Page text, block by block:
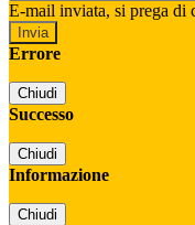
E-mail inviata, si prega di
Errore
Chiudi
Successo
Chiudi
Informazione
Chiudi